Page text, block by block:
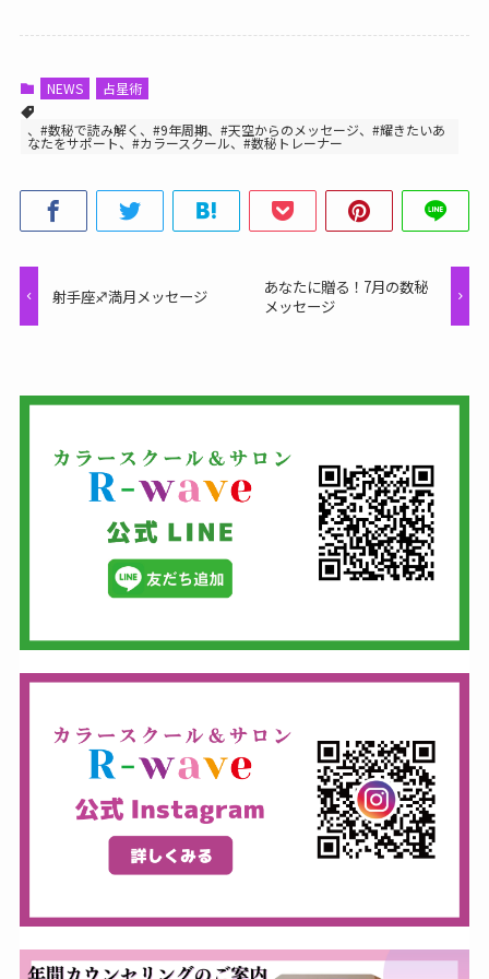
NEWS 占星術
、#数秘で読み解く、#9年周期、#天空からのメッセージ、#耀きたいあ
なたをサポート、#カラースクール、#数秘トレーナー
射手座♐満月メッセージ
あなたに贈る！7月の数秘
メッセージ